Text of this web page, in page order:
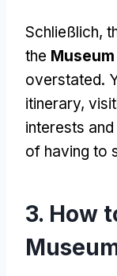
Schließlich,
the
overstated.
itinerary,
interests
of having to
3. How